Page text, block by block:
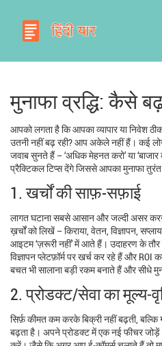
मुनाफा व्रद्धि: कैसे
आपको लगता है कि आपका व्यापार या निवेश
उतनी नहीं बढ़ रही? आप अकेले नहीं हैं। कई
जवाब सुनते हैं – ‘अधिक मेहनत करो’ या
प्रैक्टिकल टिप्स देंगे जिससे आपका मुनाफा
1. खर्चों की साफ़-सफ़ाई
लागत घटाना सबसे आसान और जल्दी असर
ख़र्चों को लिखें – किराया, वेतन, विज्ञापन,
आइटम ‘ज़रूरी नहीं’ में आते हैं। उदाहरण के तौर
विज्ञापन प्लेटफ़ॉर्म पर खर्च कर रहे हैं और
बचत भी सालाना बड़ी रकम बनाते हैं और सीधे
2. प्रोडक्ट/सेवा का
सिर्फ़ कीमत कम करके बिक्री नहीं बढ़ती,
बढ़ता है। अपने प्रोडक्ट में एक नई फीचर